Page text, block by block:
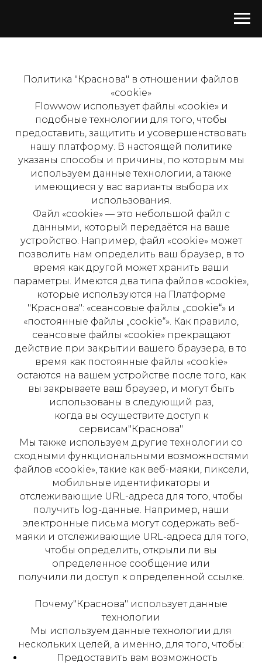
Политика "Краснова" в отношении файлов
«cookie»
Flowwow использует файлы «cookie» и
подобные технологии для того, чтобы
предоставить, защитить и усовершенствовать
нашу платформу. В настоящей политике
указаны способы и причины, по которым мы
используем данные технологии, а также
имеющиеся у вас варианты выбора их
использования.
Файл «cookie» — это небольшой файл с
данными, который передаётся на ваше
устройство. Например, файл «cookie» может
позволить нам определить ваш браузер, в то
время как другой может хранить ваши
параметры. Имеются два типа файлов «cookie»,
которые используются на Платформе
"Краснова": «сеансовые файлы „cookie“» и
«постоянные файлы „cookie“». Как правило,
сеансовые файлы «cookie» прекращают
действие при закрытии вашего браузера, в то
время как постоянные файлы «cookie»
остаются на вашем устройстве после того, как
вы закрываете ваш браузер, и могут быть
использованы в следующий раз,
когда вы осуществите доступ к
сервисам"Краснова"
Мы также используем другие технологии со
сходными функциональными возможностями
файлов «cookie», такие как веб-маяки, пиксели,
мобильные идентификаторы и
отслеживающие URL-адреса для того, чтобы
получить log-данные. Например, наши
электронные письма могут содержать веб-
маяки и отслеживающие URL-адреса для того,
чтобы определить, открыли ли вы
определенное сообщение или
получили ли доступ к определенной ссылке.
Почему"Краснова" использует данные
технологии
Мы используем данные технологии для
нескольких целей, а именно, для того, чтобы:
Предоставить вам возможность